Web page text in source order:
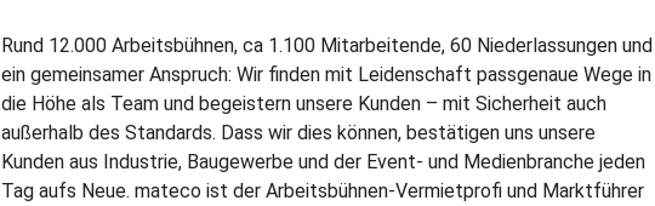
Rund 12.000 Arbeitsbühnen, ca 1.100 Mitarbeitende, 60 Niederlassungen und
ein gemeinsamer Anspruch: Wir finden mit Leidenschaft passgenaue Wege in
die Höhe als Team und begeistern unsere Kunden – mit Sicherheit auch
außerhalb des Standards. Dass wir dies können, bestätigen uns unsere
Kunden aus Industrie, Baugewerbe und der Event- und Medienbranche jeden
Tag aufs Neue. mateco ist der Arbeitsbühnen-Vermietprofi und Marktführer